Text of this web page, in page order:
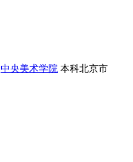
中央美术学院 本科北京市